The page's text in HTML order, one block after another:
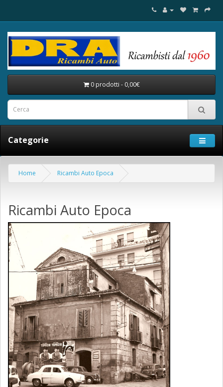
0 prodotti - 0,00€
Categorie
Home Ricambi Auto Epoca
Ricambi Auto Epoca